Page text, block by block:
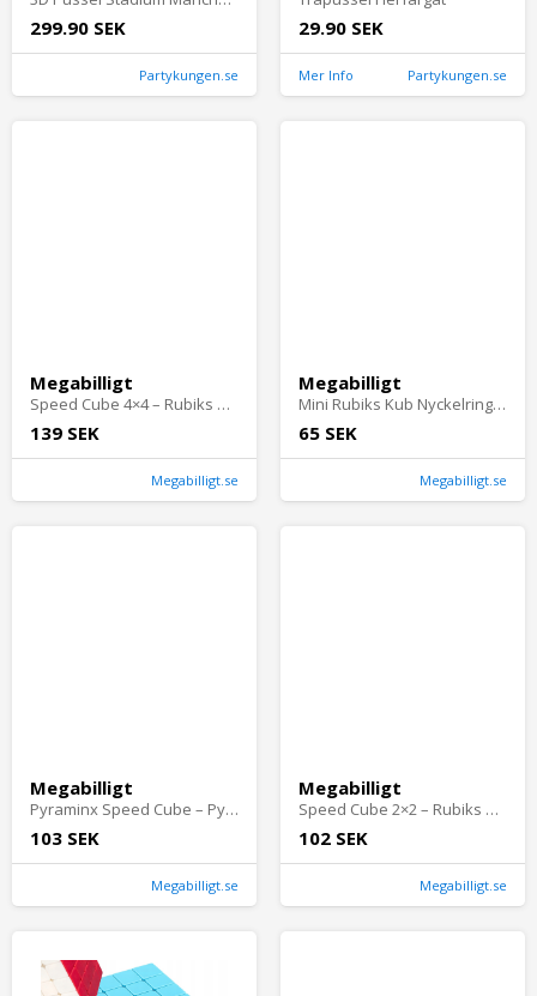
299.90 SEK
Partykungen.se
29.90 SEK
Mer Info Partykungen.se
Megabilligt
Speed Cube 4×4 – Rubiks Kub Logiskt Pussel
139 SEK
Megabilligt.se
Megabilligt
Mini Rubiks Kub Nyckelring 3x3 – Litet Pussel & Fidget Leksak 3cm
65 SEK
Megabilligt.se
Megabilligt
Pyraminx Speed Cube – Pyramid Pussel 3D Logiskt Hjärnspel
103 SEK
Megabilligt.se
Megabilligt
Speed Cube 2×2 – Rubiks Kub Logiskt Pussel
102 SEK
Megabilligt.se